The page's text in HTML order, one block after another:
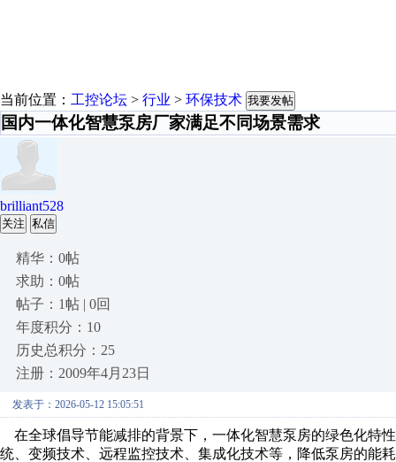
当前位置： 工控论坛 > 行业 > 环保技术 我要发帖
国内一体化智慧泵房厂家满足不同场景需求
brilliant528
关注 私信
精华：0帖
求助：0帖
帖子：1帖 | 0回
年度积分：10
历史总积分：25
注册：2009年4月23日
发表于：2026-05-12 15:05:51
在全球倡导节能减排的背景下，一体化智慧泵房的绿色化特
统、变频技术、远程监控技术、集成化技术等，降低泵房的能